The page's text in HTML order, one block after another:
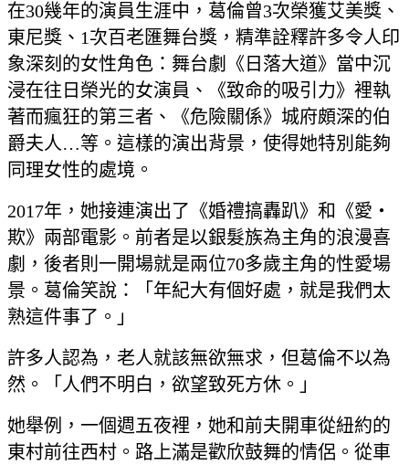
在30幾年的演員生涯中，葛倫曾3次榮獲艾美獎、
東尼獎、1次百老匯舞台獎，精準詮釋許多令人印
象深刻的女性角色：舞台劇《日落大道》當中沉
浸在往日榮光的女演員、《致命的吸引力》裡執
著而瘋狂的第三者、《危險關係》城府頗深的伯
爵夫人…等。這樣的演出背景，使得她特別能夠
同理女性的處境。
2017年，她接連演出了《婚禮搞轟趴》和《愛‧
欺》兩部電影。前者是以銀髮族為主角的浪漫喜
劇，後者則一開場就是兩位70多歲主角的性愛場
景。葛倫笑說：「年紀大有個好處，就是我們太
熟這件事了。」
許多人認為，老人就該無欲無求，但葛倫不以為
然。「人們不明白，欲望致死方休。」
她舉例，一個週五夜裡，她和前夫開車從紐約的
東村前往西村。路上滿是歡欣鼓舞的情侶。從車